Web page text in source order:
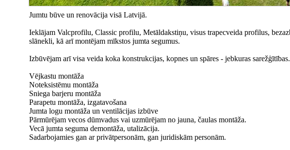
Jumtu būve un renovācija visā Latvijā.
Ieklājam Valcprofilu, Classic profilu, Metāldakstiņu, visus trapecveida profilus,
slānekli, kā arī montējam mīkstos jumta segumus.
Izbūvējam arī visa veida koka konstrukcijas, kopnes un spāres - jebkuras sarežģītības.
Vējkastu montāža
Noteksistēmu montāža
Sniega barjeru montāža
Parapetu montāža, izgatavošana
Jumta logu montāža un ventilācijas izbūve
Pārmūrējam vecos dūmvadus vai uzmūrējam no jauna, čaulas montāža.
Vecā jumta seguma demontāža, utalizācija.
Sadarbojamies gan ar privātpersonām, gan juridiskām personām.